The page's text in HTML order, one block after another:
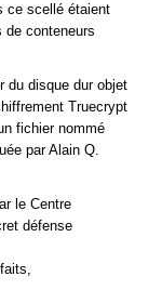
ce scellé étaient
de conteneurs
du disque dur objet
Truecrypt
fichier nommé
par Alain Q.
le Centre
défense